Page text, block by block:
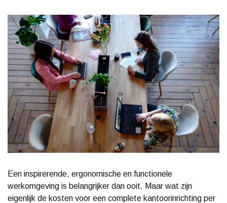
Een inspirerende, ergonomische en functionele
werkomgeving is belangrijker dan ooit. Maar wat zijn
eigenlijk de kosten voor een complete kantoorinrichting per